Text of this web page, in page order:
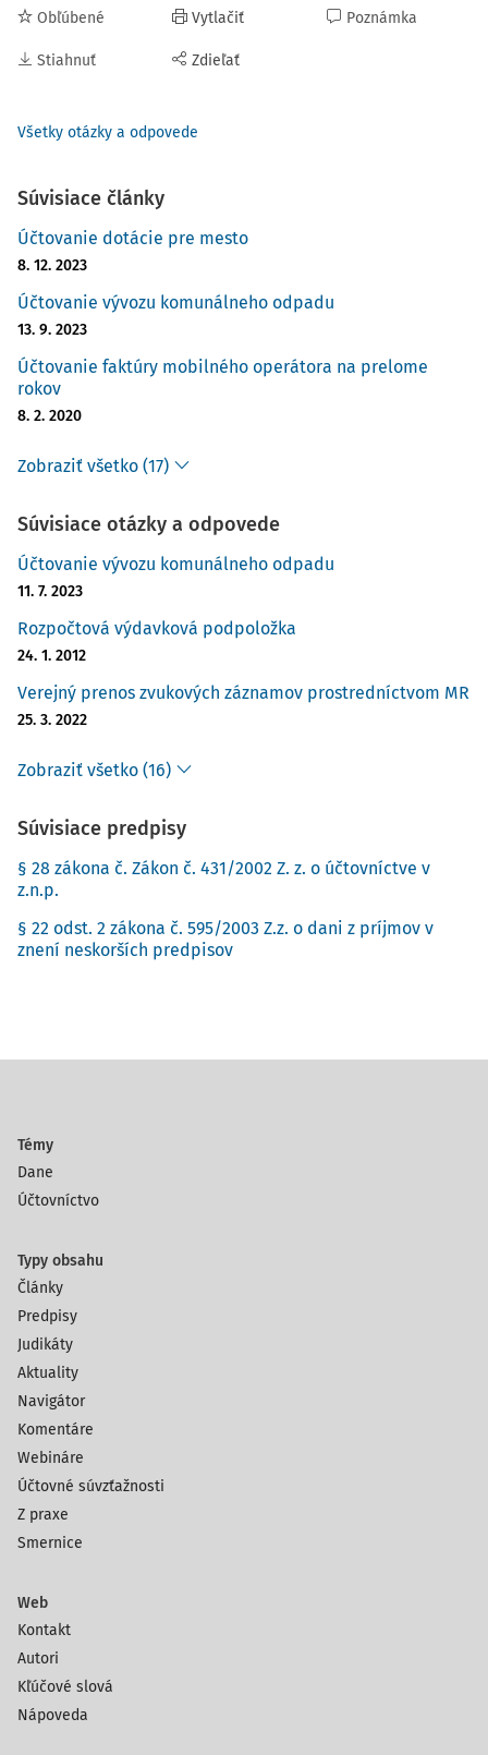
Obľúbené
Stiahnuť
Vytlačiť
Zdieľať
Poznámka
Všetky otázky a odpovede
Súvisiace články
Účtovanie dotácie pre mesto
8. 12. 2023
Účtovanie vývozu komunálneho odpadu
13. 9. 2023
Účtovanie faktúry mobilného operátora na prelome
rokov
8. 2. 2020
Zobraziť všetko (17)
Súvisiace otázky a odpovede
Účtovanie vývozu komunálneho odpadu
11. 7. 2023
Rozpočtová výdavková podpoložka
24. 1. 2012
Verejný prenos zvukových záznamov prostredníctvom MR
25. 3. 2022
Zobraziť všetko (16)
Súvisiace predpisy
§ 28 zákona č. Zákon č. 431/2002 Z. z. o účtovníctve v
z.n.p.
§ 22 odst. 2 zákona č. 595/2003 Z.z. o dani z príjmov v
znení neskorších predpisov
Témy
Dane
Účtovníctvo
Typy obsahu
Články
Predpisy
Judikáty
Aktuality
Navigátor
Komentáre
Webináre
Účtovné súvzťažnosti
Z praxe
Smernice
Web
Kontakt
Autori
Kľúčové slová
Nápoveda